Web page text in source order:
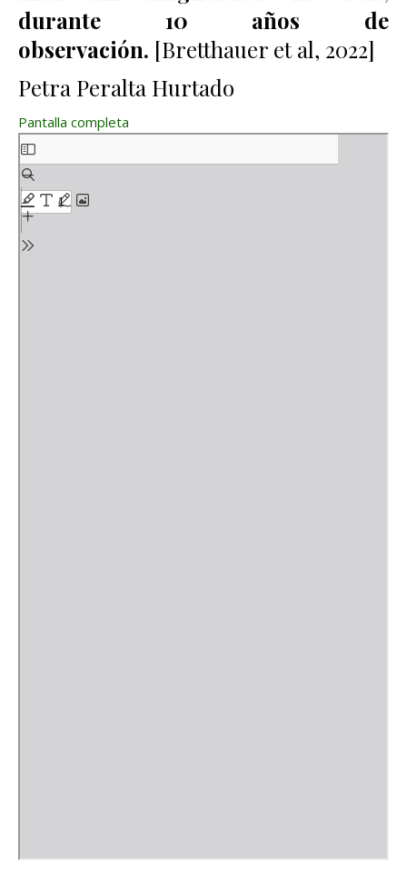
durante 10 años de
observación. [Bretthauer et al, 2022]
Petra Peralta Hurtado
Pantalla completa
Saltar al contenido del PDF